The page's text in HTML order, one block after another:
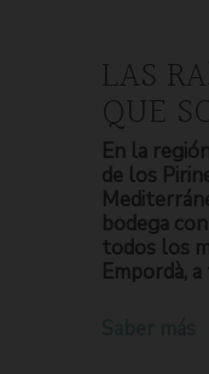
LAS
QUE
En la
de los
bodega
todos los
Empordà,